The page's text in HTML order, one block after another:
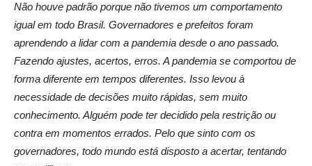
Não houve padrão porque não tivemos um comportamento
igual em todo Brasil. Governadores e prefeitos foram
aprendendo a lidar com a pandemia desde o ano passado.
Fazendo ajustes, acertos, erros. A pandemia se comportou de
forma diferente em tempos diferentes. Isso levou à
necessidade de decisões muito rápidas, sem muito
conhecimento. Alguém pode ter decidido pela restrição ou
contra em momentos errados. Pelo que sinto com os
governadores, todo mundo está disposto a acertar, tentando